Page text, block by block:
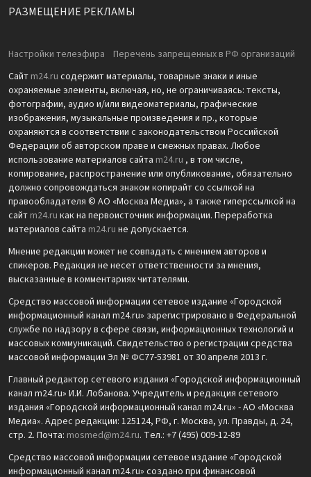
РАЗМЕЩЕНИЕ РЕКЛАМЫ
Настройки телеэфира
Перечень запрещенных в РФ организаций
Сайт m24.ru содержит материалы, товарные знаки и иные
охраняемые элементы, включая, но, не ограничиваясь: тексты,
фотографии, аудио и/или видеоматериалы, графические
изображения, музыкальные произведения и пр., которые
охраняются в соответствии с законодательством Российской
Федерации об авторском праве и смежных правах. Любое
использование материалов сайта m24.ru , в том числе,
копирование, распространение или опубликование, обязательно
должно сопровождаться знаком копирайт со ссылкой на
правообладателя © АО «Москва Медиа», а также гиперссылкой на
сайт m24.ru как на первоисточник информации. Переработка
материалов сайта m24.ru не допускается.
Мнение редакции может не совпадать с мнением авторов и
спикеров. Редакция не несет ответственности за мнения,
высказанные в комментариях читателями.
Средство массовой информации сетевое издание «Городской
информационный канал m24.ru» зарегистрировано в Федеральной
службе по надзору в сфере связи, информационных технологий и
массовых коммуникаций. Свидетельство о регистрации средства
массовой информации Эл № ФС77-53981 от 30 апреля 2013 г.
Главный редактор сетевого издания «Городской информационный
канал m24.ru» И.И. Лобанова. Учредитель и редакция сетевого
издания «Городской информационный канал m24.ru» - АО «Москва
Медиа». Адрес редакции: 125124, РФ, г. Москва, ул. Правды, д. 24,
стр. 2. Почта: mosmed@m24.ru. Тел.: +7 (495) 009-12-89
Средство массовой информации сетевое издание «Городской
информационный канал m24.ru» создано при финансовой